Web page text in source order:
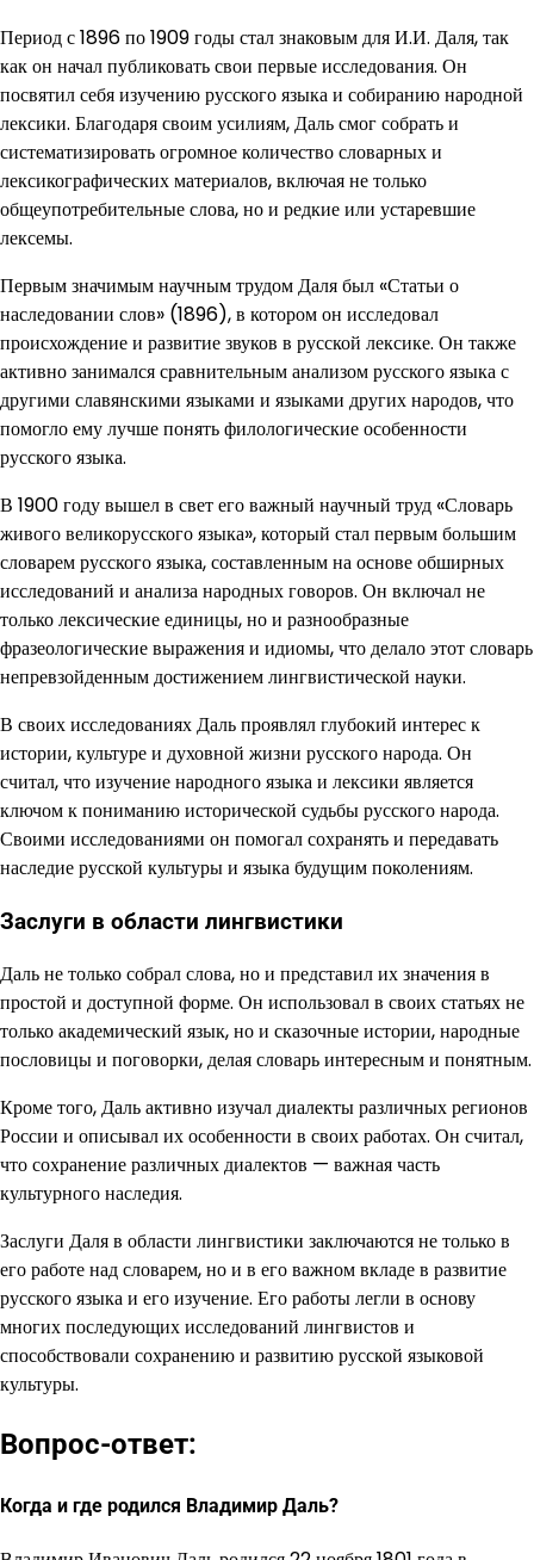
Период с 1896 по 1909 годы стал знаковым для И.И. Даля, так
как он начал публиковать свои первые исследования. Он
посвятил себя изучению русского языка и собиранию народной
лексики. Благодаря своим усилиям, Даль смог собрать и
систематизировать огромное количество словарных и
лексикографических материалов, включая не только
общеупотребительные слова, но и редкие или устаревшие
лексемы.
Первым значимым научным трудом Даля был «Статьи о
наследовании слов» (1896), в котором он исследовал
происхождение и развитие звуков в русской лексике. Он также
активно занимался сравнительным анализом русского языка с
другими славянскими языками и языками других народов, что
помогло ему лучше понять филологические особенности
русского языка.
В 1900 году вышел в свет его важный научный труд «Словарь
живого великорусского языка», который стал первым большим
словарем русского языка, составленным на основе обширных
исследований и анализа народных говоров. Он включал не
только лексические единицы, но и разнообразные
фразеологические выражения и идиомы, что делало этот словарь
непревзойденным достижением лингвистической науки.
В своих исследованиях Даль проявлял глубокий интерес к
истории, культуре и духовной жизни русского народа. Он
считал, что изучение народного языка и лексики является
ключом к пониманию исторической судьбы русского народа.
Своими исследованиями он помогал сохранять и передавать
наследие русской культуры и языка будущим поколениям.
Заслуги в области лингвистики
Даль не только собрал слова, но и представил их значения в
простой и доступной форме. Он использовал в своих статьях не
только академический язык, но и сказочные истории, народные
пословицы и поговорки, делая словарь интересным и понятным.
Кроме того, Даль активно изучал диалекты различных регионов
России и описывал их особенности в своих работах. Он считал,
что сохранение различных диалектов — важная часть
культурного наследия.
Заслуги Даля в области лингвистики заключаются не только в
его работе над словарем, но и в его важном вкладе в развитие
русского языка и его изучение. Его работы легли в основу
многих последующих исследований лингвистов и
способствовали сохранению и развитию русской языковой
культуры.
Вопрос-ответ:
Когда и где родился Владимир Даль?